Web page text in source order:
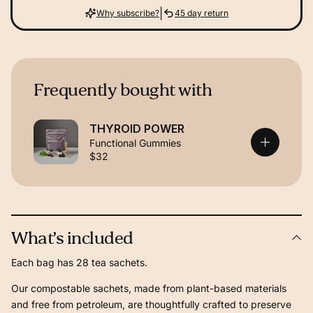
Why subscribe? 45 day return
Frequently bought with
THYROID POWER
Functional Gummies
$32
What’s included
Each bag has 28 tea sachets.
Our compostable sachets, made from plant-based materials
and free from petroleum, are thoughtfully crafted to preserve